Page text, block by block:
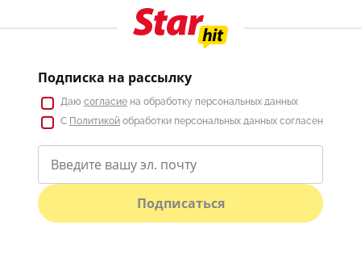
Подписка на рассылку
Даю согласие на обработку персональных данных
С Политикой обработки персональных данных согласен
Подписаться